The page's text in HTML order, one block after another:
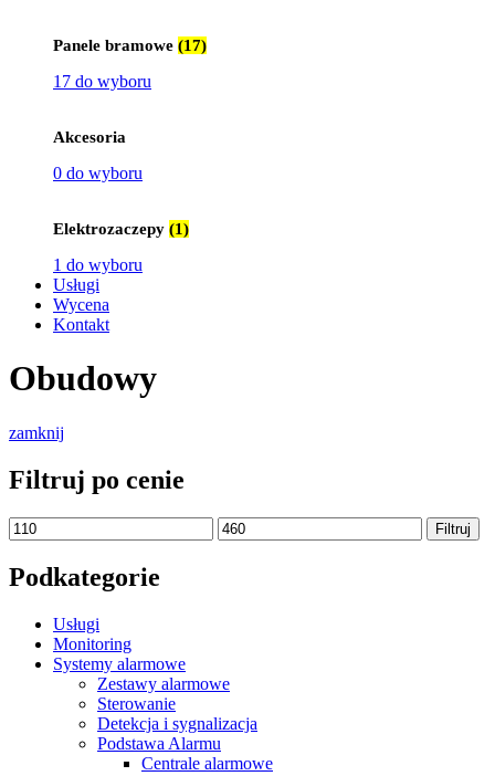
Panele bramowe (17)
17 do wyboru
Akcesoria
0 do wyboru
Elektrozaczepy (1)
1 do wyboru
Usługi
Wycena
Kontakt
Obudowy
zamknij
Filtruj po cenie
Cena
min
Cena
max
Filtruj
Podkategorie
Usługi
Monitoring
Systemy alarmowe
Zestawy alarmowe
Sterowanie
Detekcja i sygnalizacja
Podstawa Alarmu
Centrale alarmowe